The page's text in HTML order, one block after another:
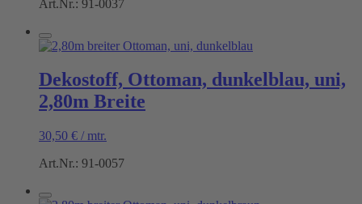
Art.Nr.: 91-0037
Dekostoff, Ottoman, dunkelblau, uni,
2,80m Breite
30,50 € / mtr.
Art.Nr.: 91-0057